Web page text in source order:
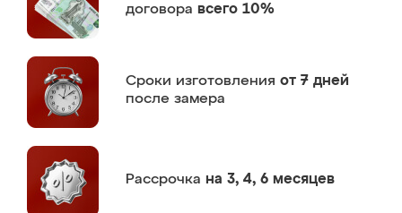
договора всего 10%
Сроки изготовления от 7 дней
после замера
Рассрочка на 3, 4, 6 месяцев